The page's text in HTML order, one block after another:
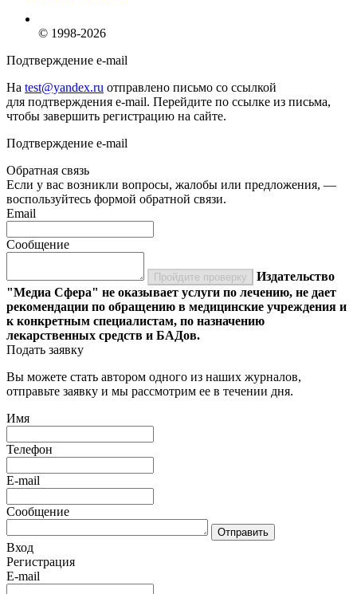
© 1998-2026
Подтверждение e-mail
На test@yandex.ru отправлено письмо со ссылкой
для подтверждения e-mail. Перейдите по ссылке из письма,
чтобы завершить регистрацию на сайте.
Подтверждение e-mail
Обратная связь
Если у вас возникли вопросы, жалобы или предложения, —
воспользуйтесь формой обратной связи.
Email
Сообщение
Пройдите проверку
Издательство
"Медиа Сфера" не оказывает услуги по лечению, не дает
рекомендации по обращению в медицинские учреждения и
к конкретным специалистам, по назначению
лекарственных средств и БАДов.
Подать заявку
Вы можете стать автором одного из наших журналов,
отправьте заявку и мы рассмотрим ее в течении дня.
Имя
Телефон
E-mail
Сообщение
Отправить
Вход
Регистрация
E-mail